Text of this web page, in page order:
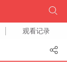
观看记录